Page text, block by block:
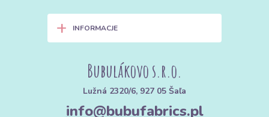
+ INFORMACJE
Bubulákovo s.r.o.
Lužná 2320/6, 927 05 Šaľa
info@bubufabrics.pl